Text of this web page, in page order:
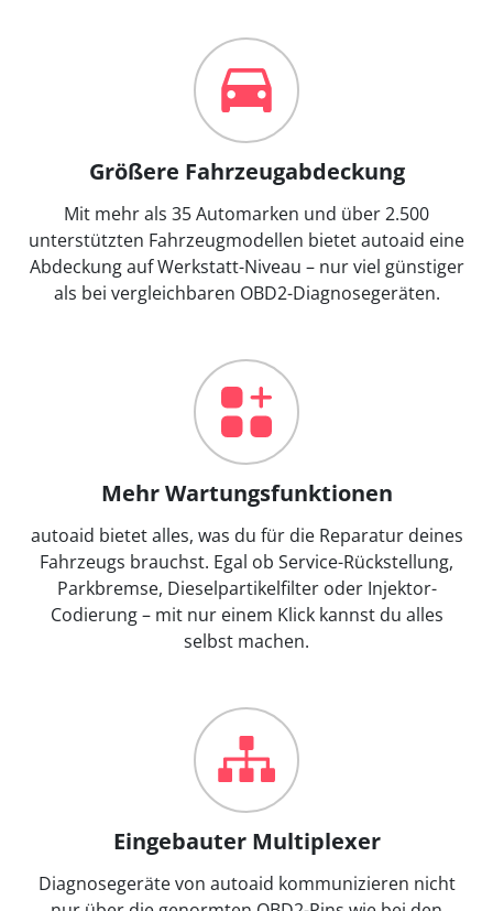
Größere Fahrzeugabdeckung
Mit mehr als 35 Automarken und über 2.500
unterstützten Fahrzeugmodellen bietet autoaid eine
Abdeckung auf Werkstatt-Niveau – nur viel günstiger
als bei vergleichbaren OBD2-Diagnosegeräten.
Mehr Wartungsfunktionen
autoaid bietet alles, was du für die Reparatur deines
Fahrzeugs brauchst. Egal ob Service-Rückstellung,
Parkbremse, Dieselpartikelfilter oder Injektor-
Codierung – mit nur einem Klick kannst du alles
selbst machen.
Eingebauter Multiplexer
Diagnosegeräte von autoaid kommunizieren nicht